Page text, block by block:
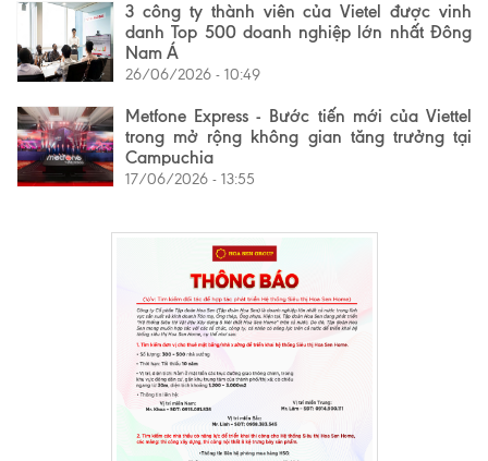
3 công ty thành viên của Vietel được vinh
danh Top 500 doanh nghiệp lớn nhất Đông
Nam Á
26/06/2026 - 10:49
Metfone Express - Bước tiến mới của Viettel
trong mở rộng không gian tăng trưởng tại
Campuchia
17/06/2026 - 13:55